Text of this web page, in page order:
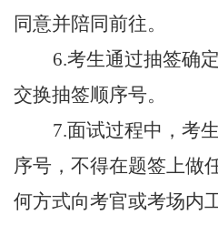
同意并陪同前往。
6.考生通过抽签确
交换抽签顺序号。
7.面试过程中，考
序号，不得在题签上做
何方式向考官或考场内